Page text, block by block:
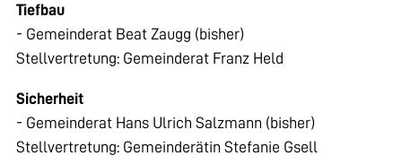
Tiefbau
- Gemeinderat Beat Zaugg (bisher)
Stellvertretung: Gemeinderat Franz Held
Sicherheit
- Gemeinderat Hans Ulrich Salzmann (bisher)
Stellvertretung: Gemeinderätin Stefanie Gsell